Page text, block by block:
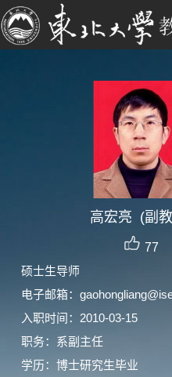
高宏亮 (副
77
硕士生导师
电子邮箱：
入职时间：2010-03-15
职务：系副主任
学历：博士研究生毕业